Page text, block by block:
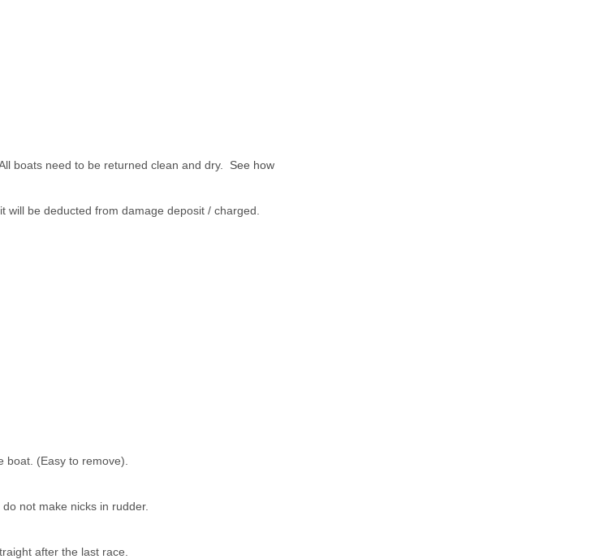
boats need to be returned clean and dry. See how
be deducted from damage deposit / charged.
boat. (Easy to remove).
not make nicks in rudder.
after the last race.